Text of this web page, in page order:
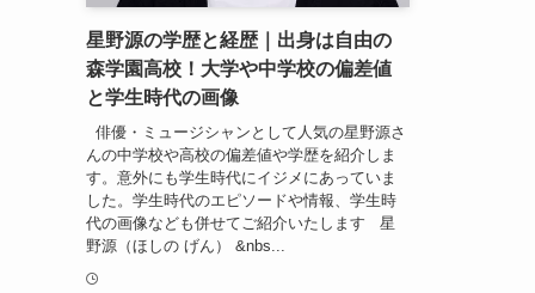
星野源の学歴と経歴｜出身は自由の
森学園高校！大学や中学校の偏差値
と学生時代の画像
俳優・ミュージシャンとして人気の星野源さ
んの中学校や高校の偏差値や学歴を紹介しま
す。意外にも学生時代にイジメにあっていま
した。学生時代のエピソードや情報、学生時
代の画像なども併せてご紹介いたします 星
野源（ほしの げん） &nbs...